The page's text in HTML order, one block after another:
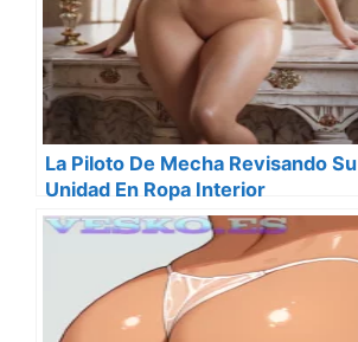
La Piloto De Mecha Revisando Su
Unidad En Ropa Interior